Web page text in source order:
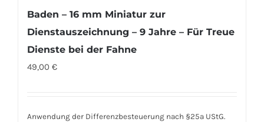
Baden – 16 mm Miniatur zur
Dienstauszeichnung – 9 Jahre – Für Treue
Dienste bei der Fahne
49,00 €
Anwendung der Differenzbesteuerung nach §25a UStG.